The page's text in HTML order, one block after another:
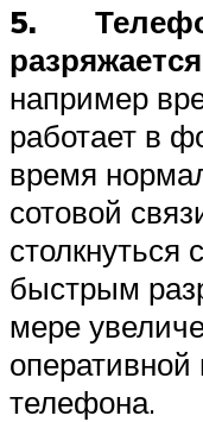
5.
например
работает в
время
сотовой
столкнуться
быстрым
мере
телефона.